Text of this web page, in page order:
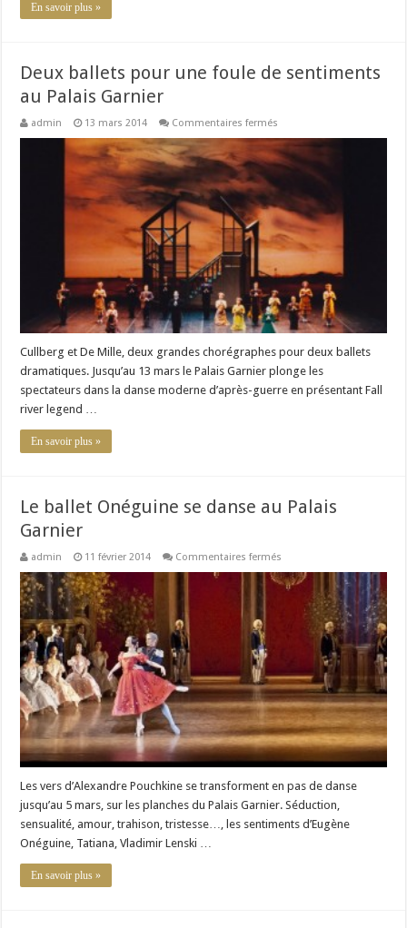
En savoir plus »
Deux ballets pour une foule de sentiments
au Palais Garnier
admin 13 mars 2014 Commentaires fermés
ballets
pour
une
sentiments
au
Palais
Garnier
Cullberg et De Mille, deux grandes chorégraphes pour deux ballets
dramatiques. Jusqu’au 13 mars le Palais Garnier plonge les
spectateurs dans la danse moderne d’après-guerre en présentant Fall
river legend …
En savoir plus »
Le ballet Onéguine se danse au Palais
Garnier
admin 11 février 2014 Commentaires fermés
ballet
Onéguine
danse
Les vers d’Alexandre Pouchkine se transforment en pas de danse
jusqu’au 5 mars, sur les planches du Palais Garnier. Séduction,
sensualité, amour, trahison, tristesse…, les sentiments d’Eugène
Onéguine, Tatiana, Vladimir Lenski …
En savoir plus »